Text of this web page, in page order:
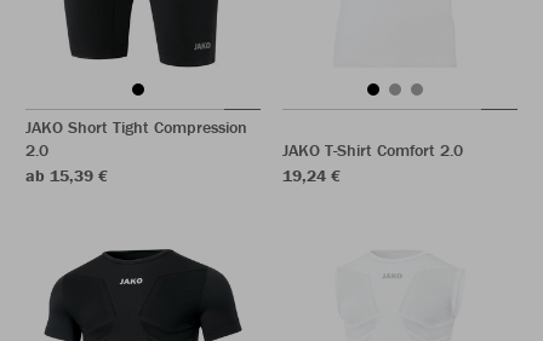
JAKO Short Tight Compression
2.0
ab 15,39 €
JAKO T-Shirt Comfort 2.0
19,24 €